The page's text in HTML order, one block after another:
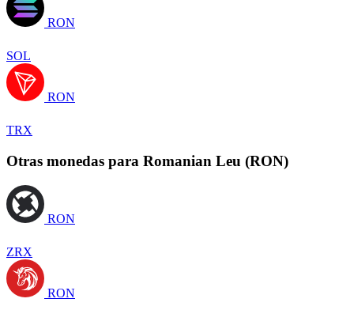
RON
SOL
RON
TRX
Otras monedas para Romanian Leu (RON)
RON
ZRX
RON